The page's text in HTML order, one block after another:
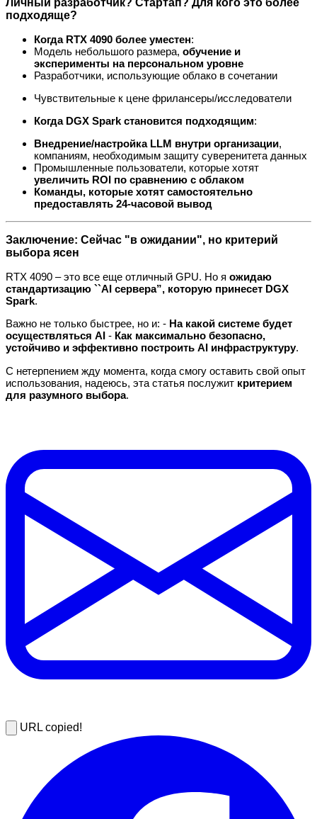
подходяще?
Когда RTX 4090 более уместен:
Модель небольшого размера, обучение и
эксперименты на персональном уровне
Разработчики, использующие облако в сочетании
Чувствительные к цене фрилансеры/исследователи
Когда DGX Spark становится подходящим:
Внедрение/настройка LLM внутри организации,
компаниям, необходимым защиту суверенитета данных
Промышленные пользователи, которые хотят
увеличить ROI по сравнению с облаком
Команды, которые хотят самостоятельно
предоставлять 24-часовой вывод
Заключение: Сейчас "в ожидании", но критерий
выбора ясен
RTX 4090 – это все еще отличный GPU. Но я ожидаю
стандартизацию ``AI сервера”, которую принесет DGX
Spark.
Важно не только быстрее, но и: - На какой системе будет
осуществляться AI - Как максимально безопасно,
устойчиво и эффективно построить AI инфраструктуру.
С нетерпением жду момента, когда смогу оставить свой опыт
использования, надеюсь, эта статья послужит критерием
для разумного выбора.
URL copied!